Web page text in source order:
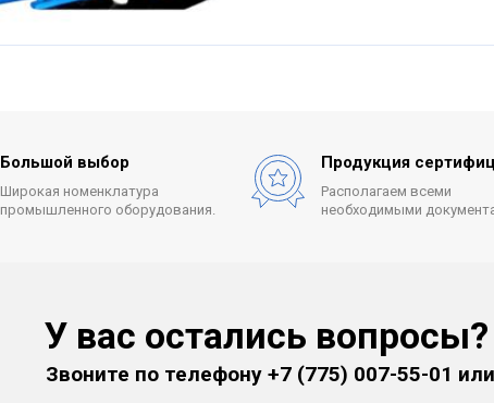
Большой выбор
Широкая номенклатура
промышленного оборудования.
Продукция
Располагаем всеми
необходимыми
У вас остались вопросы?
Звоните по телефону+7 (775) 007-55-01